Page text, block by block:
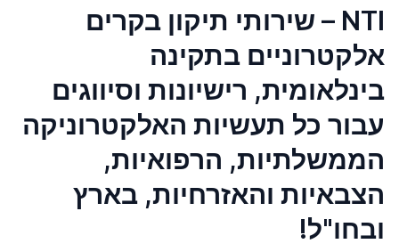
NTI – שירותי תיקון בקרים
אלקטרוניים בתקינה
בינלאומית, רישיונות וסיווגים
עבור כל תעשיות האלקטרוניקה
הממשלתיות, הרפואיות,
הצבאיות והאזרחיות, בארץ
ובחו"ל!